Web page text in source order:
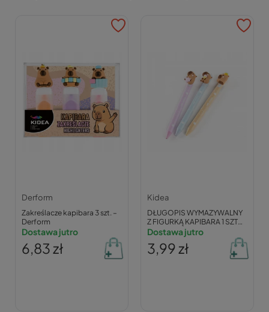
Derform
Zakreślacze kapibara 3 szt. –
Derform
Dostawa jutro
6,83 zł
Kidea
DŁUGOPIS WYMAZYWALNY
Z FIGURKĄ KAPIBARA 1 SZT
DWAUCKAD KIDEA
Dostawa jutro
3,99 zł